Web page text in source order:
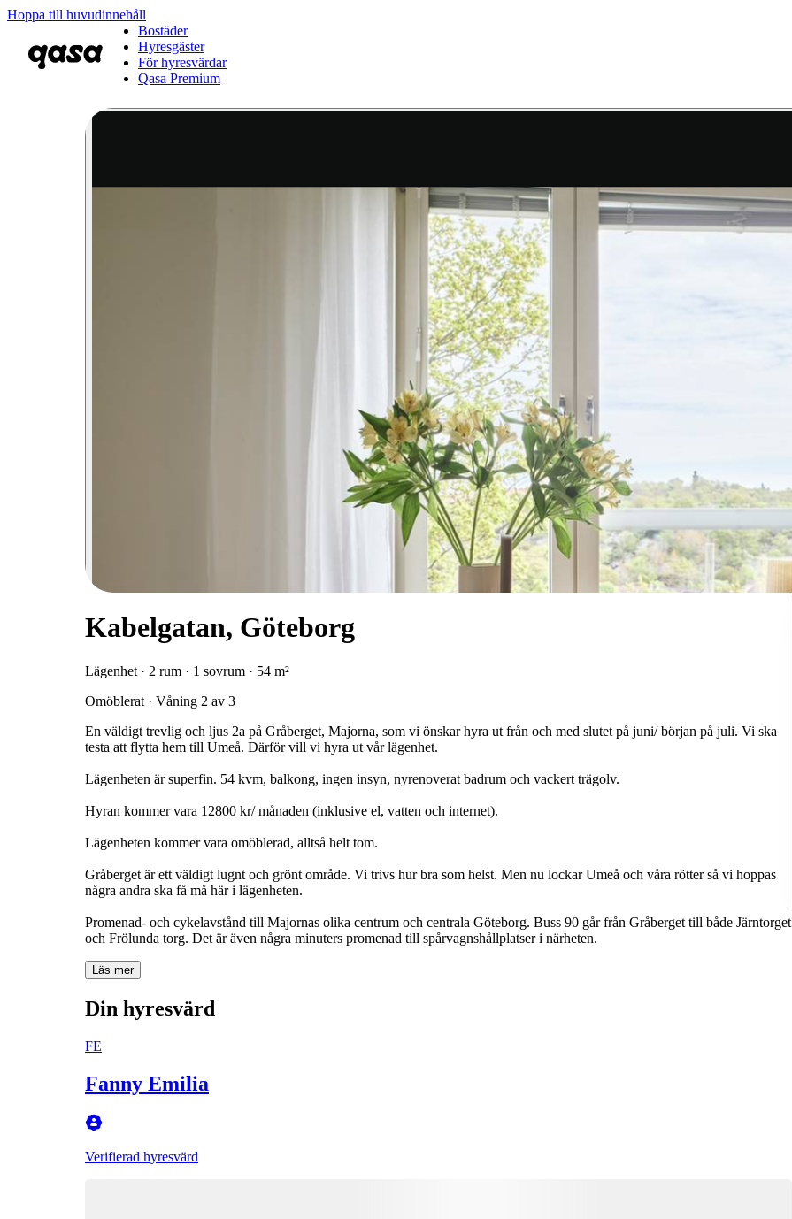
Hoppa till huvudinnehåll
Bostäder
Hyresgäster
För hyresvärdar
Qasa Premium
Kabelgatan, Göteborg
Lägenhet · 2 rum · 1 sovrum · 54 m²
Omöblerat · Våning 2 av 3
En väldigt trevlig och ljus 2a på Gråberget, Majorna, som vi önskar hyra ut från och med slutet på juni/ början på juli. Vi ska
testa att flytta hem till Umeå. Därför vill vi hyra ut vår lägenhet.
Lägenheten är superfin. 54 kvm, balkong, ingen insyn, nyrenoverat badrum och vackert trägolv.
Hyran kommer vara 12800 kr/ månaden (inklusive el, vatten och internet).
Lägenheten kommer vara omöblerad, alltså helt tom.
Gråberget är ett väldigt lugnt och grönt område. Vi trivs hur bra som helst. Men nu lockar Umeå och våra rötter så vi hoppas
några andra ska få må här i lägenheten.
Promenad- och cykelavstånd till Majornas olika centrum och centrala Göteborg. Buss 90 går från Gråberget till både Järntorget
och Frölunda torg. Det är även några minuters promenad till spårvagnshållplatser i närheten.
Läs mer
Din hyresvärd
FE
Fanny Emilia
Verifierad hyresvärd